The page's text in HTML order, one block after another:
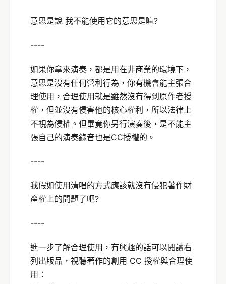
意思是說 我不能使用它的意思是嘛?
----
如果你拿來演奏，都是用在非商業的環境下，
意思是沒有任何營利行為，你有機會能主張合
理使用，合理使用就是雖然沒有得到原作者授
權，但並沒有侵害他的核心權利，所以法律上
不視為侵權。但畢竟你另行演奏後，是不能主
張自己的演奏錄音也是CC授權的。
----
我假如使用清唱的方式應該就沒有侵犯著作財
產權上的問題了吧?
----
進一步了解合理使用，有興趣的話可以閱讀右
列出版品，視聽著作的創用 CC 授權與合理使
用：